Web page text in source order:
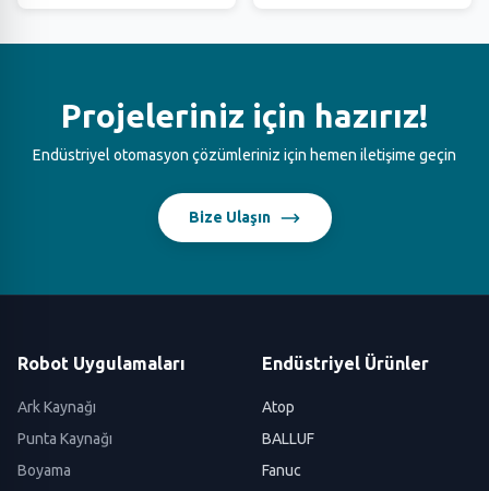
Projeleriniz için hazırız!
Endüstriyel otomasyon çözümleriniz için hemen iletişime geçin
Bize Ulaşın
Robot Uygulamaları
Ark Kaynağı
Punta Kaynağı
Boyama
Endüstriyel Ürünler
Atop
BALLUF
Fanuc